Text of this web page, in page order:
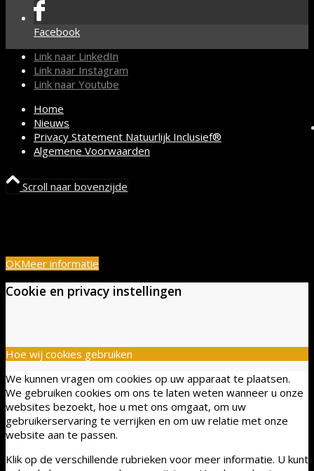
Facebook
Link naar LinkedIn
Link naar Instagram
Link naar Youtube
Home
Nieuws
Privacy Statement Natuurlijk Inclusief®
Algemene Voorwaarden
Scroll naar bovenzijde
OKMeer informatie
Cookie en privacy instellingen
Hoe wij cookies gebruiken
We kunnen vragen om cookies op uw apparaat te plaatsen.
We gebruiken cookies om ons te laten weten wanneer u onze
websites bezoekt, hoe u met ons omgaat, om uw
gebruikerservaring te verrijken en om uw relatie met onze
website aan te passen.
Klik op de verschillende rubrieken voor meer informatie. U kunt